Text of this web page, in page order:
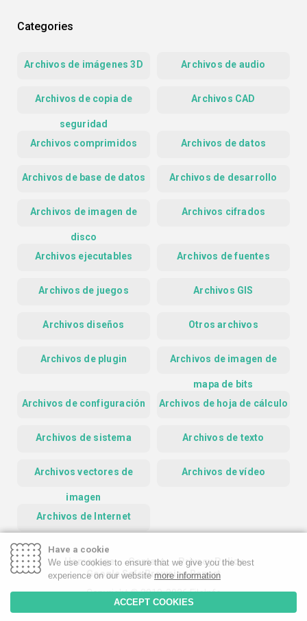
Categories
Archivos de imágenes 3D Archivos de audio
Archivos de copia de
seguridad
Archivos CAD
Archivos comprimidos Archivos de datos
Archivos de base de datos Archivos de desarrollo
Archivos de imagen de
disco
Archivos cifrados
Archivos ejecutables Archivos de fuentes
Archivos de juegos Archivos GIS
Archivos diseños Otros archivos
Archivos de plugin Archivos de imagen de
mapa de bits
Archivos de configuración
Archivos de hoja de cálculo
Archivos de sistema Archivos de texto
Archivos vectores de
imagen
Archivos de vídeo
Archivos de Internet
Homepage Contact
Privacy Policy
Google Safe Browsing Report
Copyright © 2019-2026 FileInfo
Have a cookie
We use cookies to ensure that we give you the best
experience on our website more information
ACCEPT COOKIES